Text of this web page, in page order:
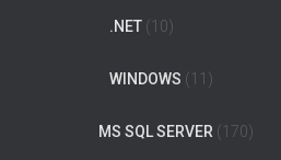
.NET (10)
WINDOWS (11)
MS SQL SERVER (170)